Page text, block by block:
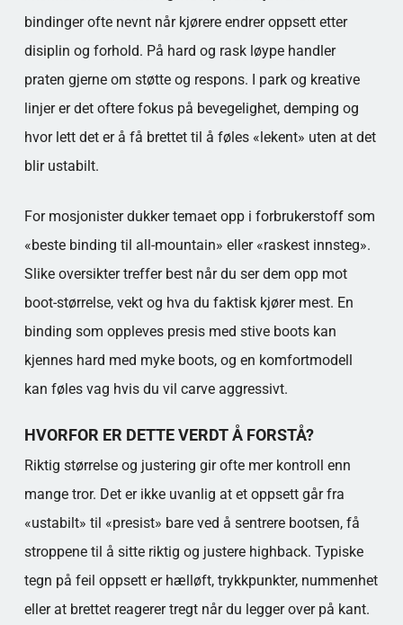
bindinger ofte nevnt når kjørere endrer oppsett etter
disiplin og forhold. På hard og rask løype handler
praten gjerne om støtte og respons. I park og kreative
linjer er det oftere fokus på bevegelighet, demping og
hvor lett det er å få brettet til å føles «lekent» uten at det
blir ustabilt.
For mosjonister dukker temaet opp i forbrukerstoff som
«beste binding til all-mountain» eller «raskest innsteg».
Slike oversikter treffer best når du ser dem opp mot
boot-størrelse, vekt og hva du faktisk kjører mest. En
binding som oppleves presis med stive boots kan
kjennes hard med myke boots, og en komfortmodell
kan føles vag hvis du vil carve aggressivt.
HVORFOR ER DETTE VERDT Å FORSTÅ?
Riktig størrelse og justering gir ofte mer kontroll enn
mange tror. Det er ikke uvanlig at et oppsett går fra
«ustabilt» til «presist» bare ved å sentrere bootsen, få
stroppene til å sitte riktig og justere highback. Typiske
tegn på feil oppsett er hælløft, trykkpunkter, nummenhet
eller at brettet reagerer tregt når du legger over på kant.